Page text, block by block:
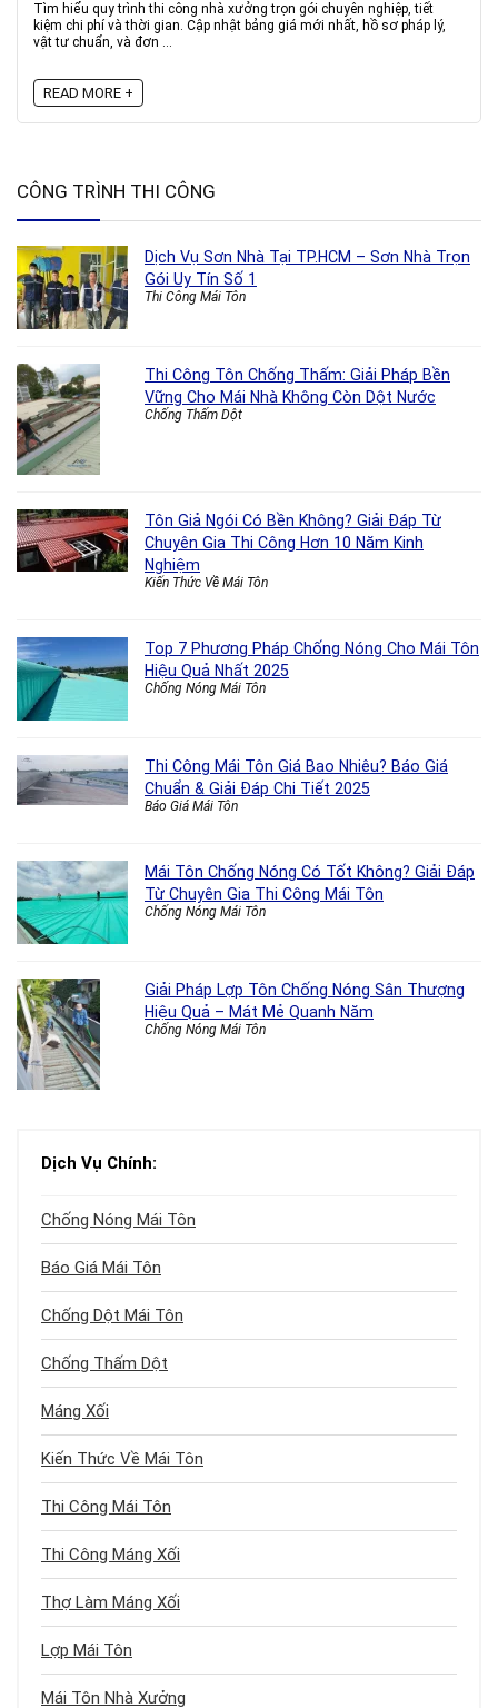
Tìm hiểu quy trình thi công nhà xưởng trọn gói chuyên nghiệp, tiết
kiệm chi phí và thời gian. Cập nhật bảng giá mới nhất, hồ sơ pháp lý,
vật tư chuẩn, và đơn ...
READ MORE +
CÔNG TRÌNH THI CÔNG
Dịch Vụ Sơn Nhà Tại TP.HCM – Sơn Nhà Trọn
Gói Uy Tín Số 1
Thi Công Mái Tôn
Thi Công Tôn Chống Thấm: Giải Pháp Bền
Vững Cho Mái Nhà Không Còn Dột Nước
Chống Thấm Dột
Tôn Giả Ngói Có Bền Không? Giải Đáp Từ
Chuyên Gia Thi Công Hơn 10 Năm Kinh
Nghiệm
Kiến Thức Về Mái Tôn
Top 7 Phương Pháp Chống Nóng Cho Mái Tôn
Hiệu Quả Nhất 2025
Chống Nóng Mái Tôn
Thi Công Mái Tôn Giá Bao Nhiêu? Báo Giá
Chuẩn & Giải Đáp Chi Tiết 2025
Báo Giá Mái Tôn
Mái Tôn Chống Nóng Có Tốt Không? Giải Đáp
Từ Chuyên Gia Thi Công Mái Tôn
Chống Nóng Mái Tôn
Giải Pháp Lợp Tôn Chống Nóng Sân Thượng
Hiệu Quả – Mát Mẻ Quanh Năm
Chống Nóng Mái Tôn
Dịch Vụ Chính:
Chống Nóng Mái Tôn
Báo Giá Mái Tôn
Chống Dột Mái Tôn
Chống Thấm Dột
Máng Xối
Kiến Thức Về Mái Tôn
Thi Công Mái Tôn
Thi Công Máng Xối
Thợ Làm Máng Xối
Lợp Mái Tôn
Mái Tôn Nhà Xưởng